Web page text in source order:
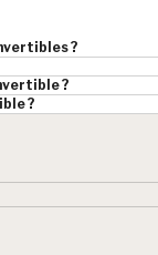
?
?
?